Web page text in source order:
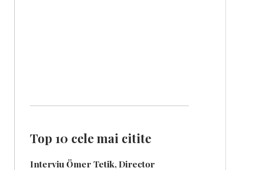
Top 10 cele mai citite
Interviu Ömer Tetik, Director